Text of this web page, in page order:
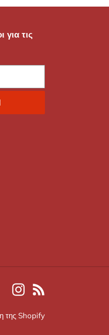
για τις
FacebookInstagram
της Shopify